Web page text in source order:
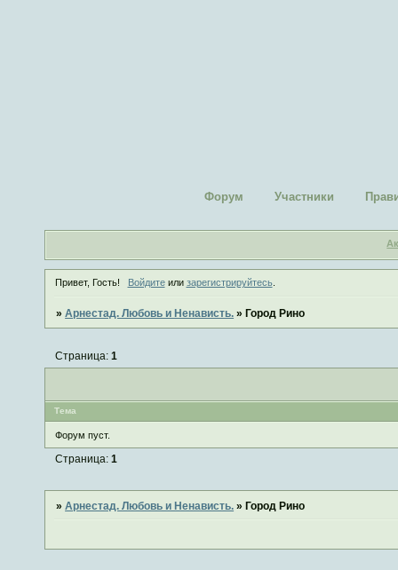
Форум Участники
Привет, Гость! Войдитеили зарегистрируйтесь.
»Арнестад. Любовь и Ненависть. »Город Рино
Страница:1
Тема
Форум пуст.
Страница:1
»Арнестад. Любовь и Ненависть. »Город Рино